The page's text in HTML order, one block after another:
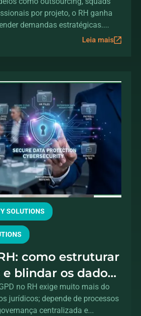
transformação
aumentar o
por projeto, o RH ganha
demandas estratégicas....
Leia mais
SOLUTIONS
como estruturar
e blindar os dados
no RH exige muito mais do
jurídicos; depende de processos
centralizada e...